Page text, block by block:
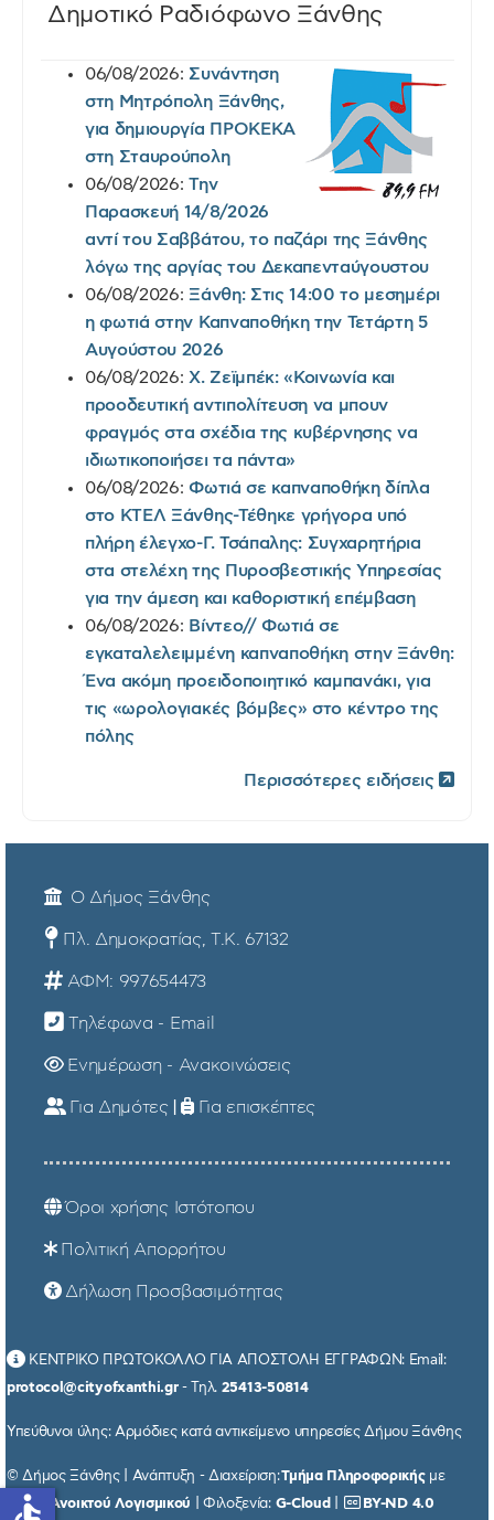
Δημοτικό Ραδιόφωνο Ξάνθης
06/08/2026: Συνάντηση
στη Μητρόπολη Ξάνθης,
για δημιουργία ΠΡΟΚΕΚΑ
στη Σταυρούπολη
06/08/2026:Την
Παρασκευή 14/8/2026
αντί του Σαββάτου, το παζάρι της Ξάνθης
λόγω της αργίας του Δεκαπενταύγουστου
06/08/2026: Ξάνθη: Στις 14:00 το μεσημέρι
η φωτιά στην Καπναποθήκη την Τετάρτη 5
Αυγούστου 2026
06/08/2026: Χ. Ζεϊμπέκ: «Κοινωνία και
προοδευτική αντιπολίτευση να μπουν
φραγμός στα σχέδια της κυβέρνησης να
ιδιωτικοποιήσει τα πάντα»
06/08/2026: Φωτιά σε καπναποθήκη δίπλα
στο ΚΤΕΛ Ξάνθης-Τέθηκε γρήγορα υπό
πλήρη έλεγχο-Γ. Τσάπαλης: Συγχαρητήρια
στα στελέχη της Πυροσβεστικής Υπηρεσίας
για την άμεση και καθοριστική επέμβαση
06/08/2026: Βίντεο// Φωτιά σε
εγκαταλελειμμένη καπναποθήκη στην Ξάνθη:
Ένα ακόμη προειδοποιητικό καμπανάκι, για
τις «ωρολογιακές βόμβες» στο κέντρο της
πόλης
Περισσότερες ειδήσεις
Ο Δήμος Ξάνθης
Πλ. Δημοκρατίας, Τ.Κ. 67132
ΑΦΜ: 997654473
Τηλέφωνα - Email
Ενημέρωση - Ανακοινώσεις
Για Δημότες | Για επισκέπτες
Όροι χρήσης Ιστότοπου
Πολιτική Απορρήτου
Δήλωση Προσβασιμότητας
ΚΕΝΤΡΙΚΟ ΠΡΩΤΟΚΟΛΛΟ ΓΙΑ ΑΠΟΣΤΟΛΗ ΕΓΓΡΑΦΩΝ: Email:
protocol@cityofxanthi.gr- Τηλ. 25413-50814
Υπεύθυνοι ύλης: Αρμόδιες κατά αντικείμενο υπηρεσίες Δήμου Ξάνθης
© Δήμος Ξάνθης | Ανάπτυξη - Διαχείριση:Τμήμα Πληροφορικήςμε
χρήση
Ανοικτού Λογισμικού | Φιλοξενία: G-Cloud BY-ND 4.0